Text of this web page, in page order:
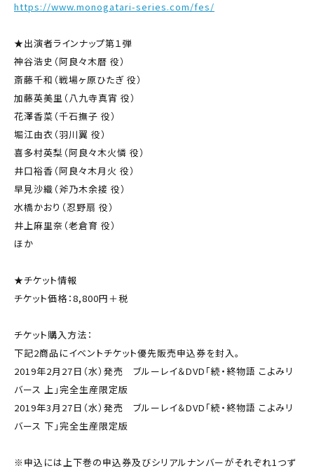
https://www.monogatari-series.com/fes/
★出演者ラインナップ第１弾
神谷浩史（阿良々木暦 役）
斎藤千和（戦場ヶ原ひたぎ 役）
加藤英美里（八九寺真宵 役）
花澤香菜（千石撫子 役）
堀江由衣（羽川翼 役）
喜多村英梨（阿良々木火憐 役）
井口裕香（阿良々木月火 役）
早見沙織（斧乃木余接 役）
水橋かおり（忍野扇 役）
井上麻里奈（老倉育 役）
ほか
★チケット情報
チケット価格：8,800円＋税
チケット購入方法：
下記2商品にイベントチケット優先販売申込券を封入。
2019年2月27日（水）発売 ブルーレイ＆DVD「続・終物語 こよみリ
バース 上」完全生産限定版
2019年3月27日（水）発売 ブルーレイ＆DVD「続・終物語 こよみリ
バース 下」完全生産限定版
※申込には上下巻の申込券及びシリアルナンバーがそれぞれ1つず